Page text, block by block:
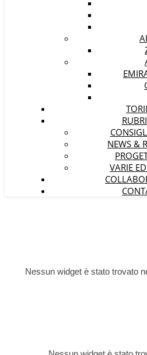
NEWS &
VARIE
Nessun widget è stato trovato